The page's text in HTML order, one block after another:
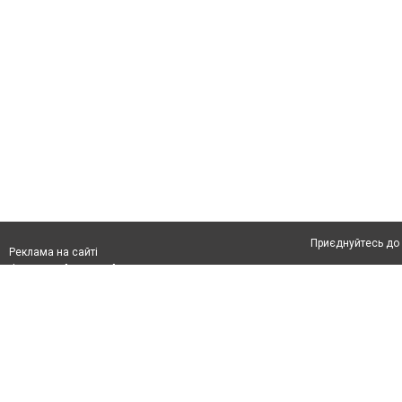
Реклама на сайті
Приєднуйтесь до